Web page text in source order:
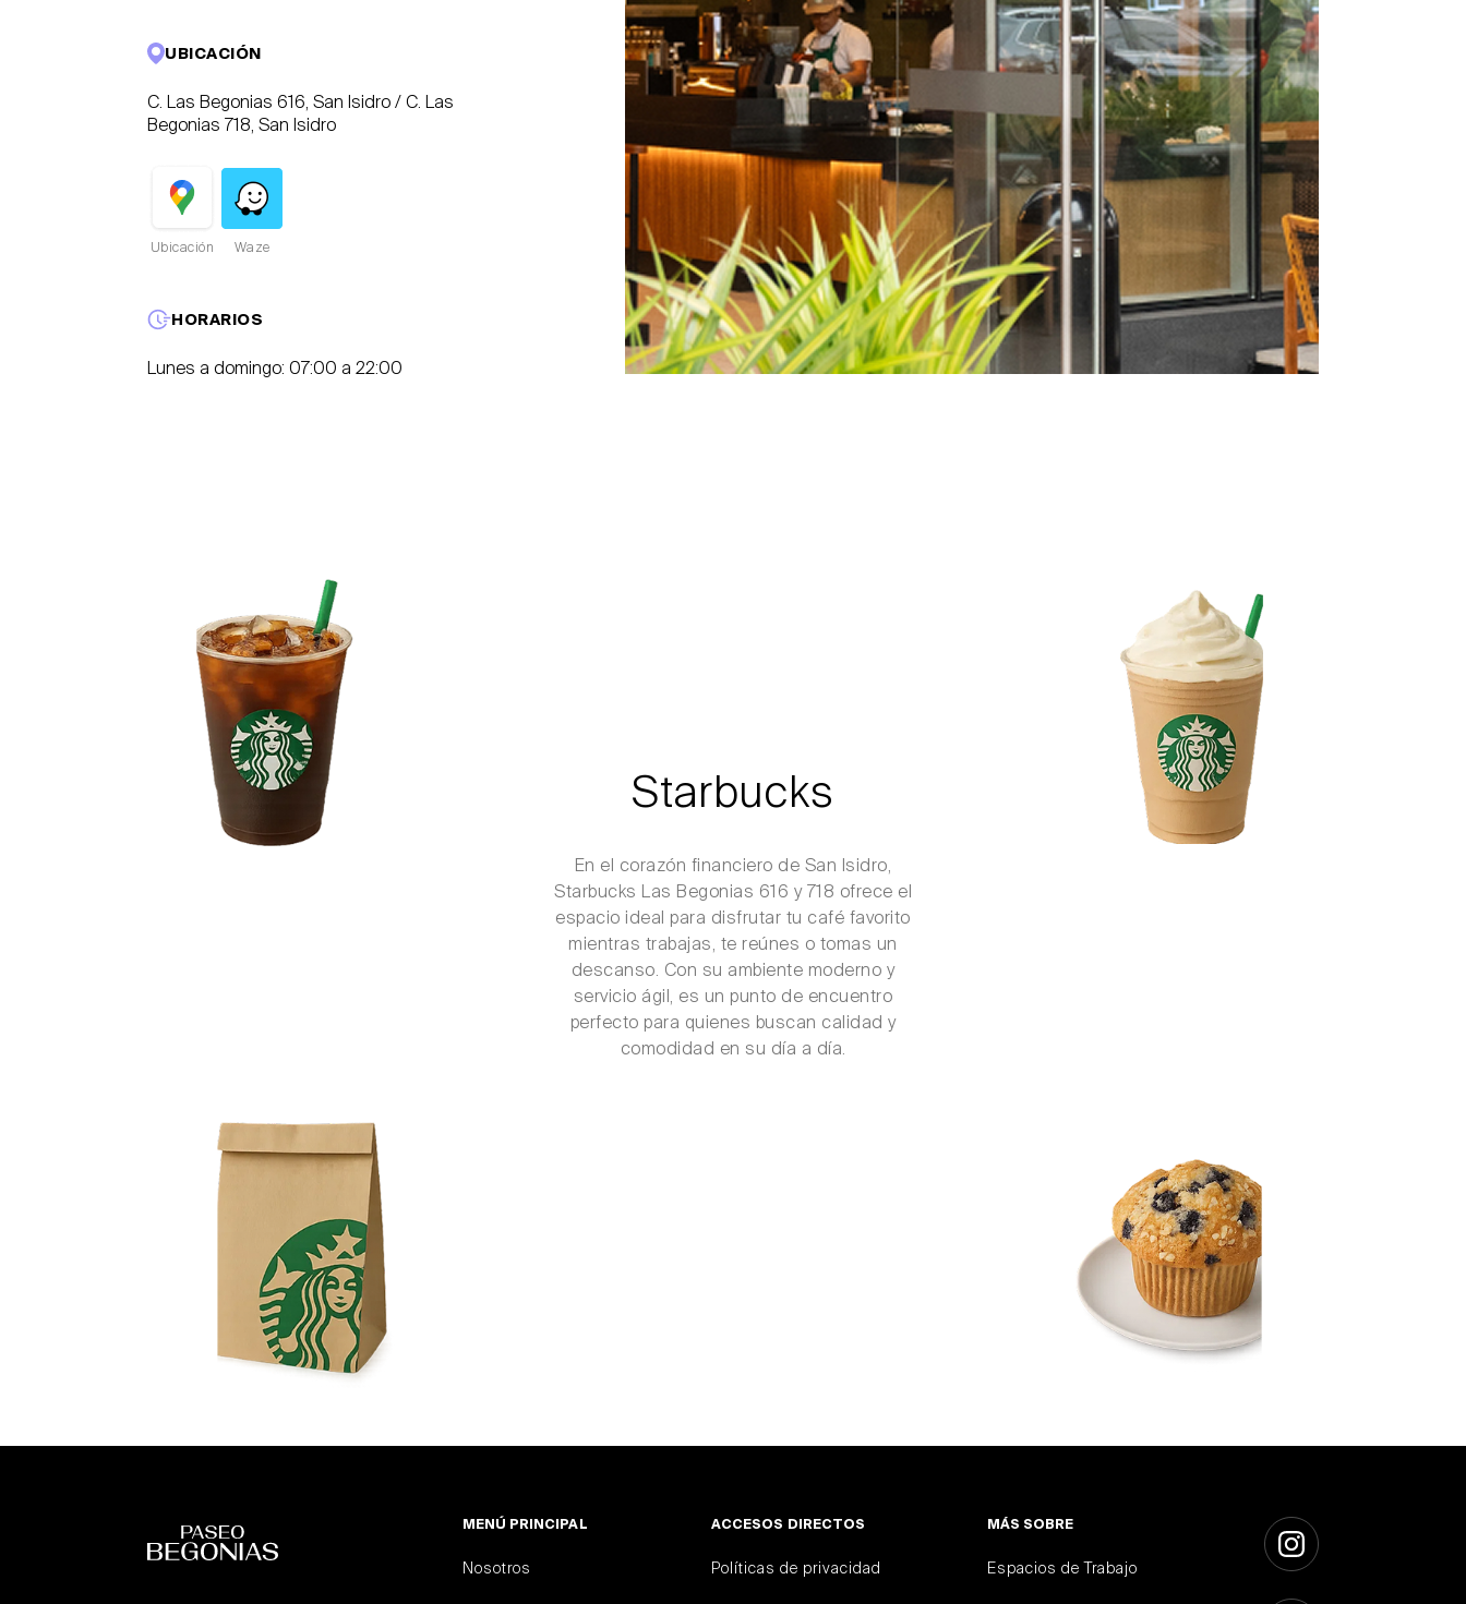
UBICACIÓN
C. Las Begonias 616, San Isidro / C. Las
Begonias 718, San Isidro
Ubicación Waze
HORARIOS
Lunes a domingo: 07:00 a 22:00
Starbucks
En el corazón financiero de San Isidro,
Starbucks Las Begonias 616 y 718 ofrece el
espacio ideal para disfrutar tu café favorito
mientras trabajas, te reúnes o tomas un
descanso. Con su ambiente moderno y
servicio ágil, es un punto de encuentro
perfecto para quienes buscan calidad y
comodidad en su día a día.
MENÚ PRINCIPAL
Nosotros
ACCESOS DIRECTOS
Políticas de privacidad
MÁS SOBRE
Espacios de Trabajo